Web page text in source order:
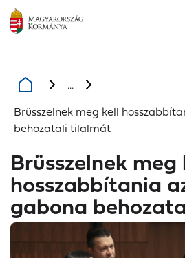
...
Brüsszelnek meg kell
behozatali tilalmát
Brüsszelnek meg
hosszabbítania
gabona